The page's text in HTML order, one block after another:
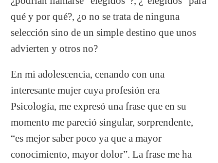
qué y por qué?, ¿o no se trata de ninguna
selección sino de un simple destino que unos
advierten y otros no?
En mi adolescencia, cenando con una
interesante mujer cuya profesión era
Psicología, me expresó una frase que en su
momento me pareció singular, sorprendente,
“es mejor saber poco ya que a mayor
conocimiento, mayor dolor”. La frase me ha